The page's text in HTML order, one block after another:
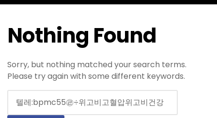
Nothing Found
Sorry, but nothing matched your search terms.
Please try again with some different keywords.